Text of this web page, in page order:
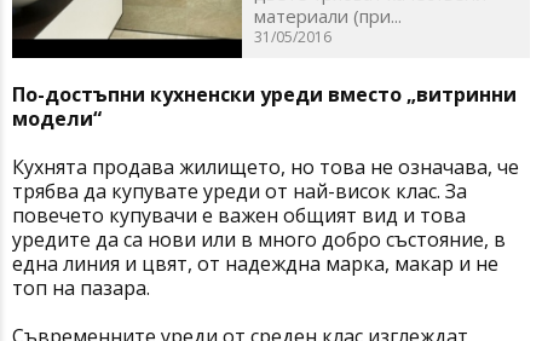
материали (при...
31/05/2016
По-достъпни кухненски уреди вместо „витринни
модели“
Кухнята продава жилището, но това не означава, че
трябва да купувате уреди от най-висок клас. За
повечето купувачи е важен общият вид и това
уредите да са нови или в много добро състояние, в
една линия и цвят, oт надеждна марка, макар и не
топ на пазара.